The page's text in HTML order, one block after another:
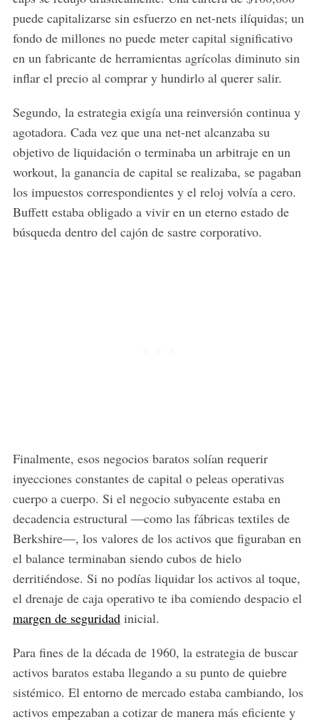
puede capitalizarse sin esfuerzo en net-nets ilíquidas; un
fondo de millones no puede meter capital significativo
en un fabricante de herramientas agrícolas diminuto sin
inflar el precio al comprar y hundirlo al querer salir.
Segundo, la estrategia exigía una reinversión continua y
agotadora. Cada vez que una net-net alcanzaba su
objetivo de liquidación o terminaba un arbitraje en un
workout, la ganancia de capital se realizaba, se pagaban
los impuestos correspondientes y el reloj volvía a cero.
Buffett estaba obligado a vivir en un eterno estado de
búsqueda dentro del cajón de sastre corporativo.
Finalmente, esos negocios baratos solían requerir
inyecciones constantes de capital o peleas operativas
cuerpo a cuerpo. Si el negocio subyacente estaba en
decadencia estructural —como las fábricas textiles de
Berkshire—, los valores de los activos que figuraban en
el balance terminaban siendo cubos de hielo
derritiéndose. Si no podías liquidar los activos al toque,
el drenaje de caja operativo te iba comiendo despacio el
margen de seguridadinicial.
Para fines de la década de 1960, la estrategia de buscar
activos baratos estaba llegando a su punto de quiebre
sistémico. El entorno de mercado estaba cambiando, los
activos empezaban a cotizar de manera más eficiente y